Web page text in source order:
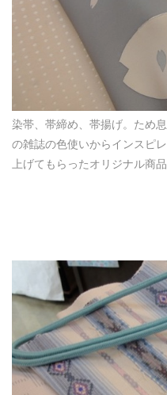
染帯、帯締め、帯揚げ。ため
の雑誌の色使いからインスピ
上げてもらったオリジナル商品